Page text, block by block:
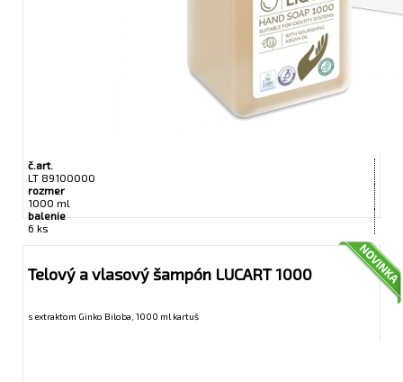
č.art.
LT 89100000
rozmer
1000 ml
balenie
6 ks
Telový a vlasový šampón LUCART 1000
s extraktom Ginko Biloba, 1000 ml kartuš